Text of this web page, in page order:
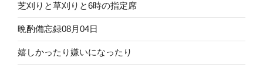
芝刈りと草刈りと6時の指定席
晩酌備忘録08月04日
嬉しかったり嫌いになったり